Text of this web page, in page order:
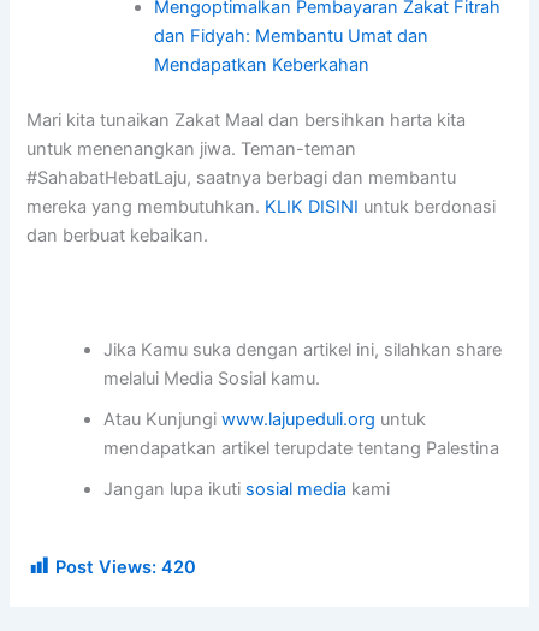
Mengoptimalkan Pembayaran Zakat Fitrah
dan Fidyah: Membantu Umat dan
Mendapatkan Keberkahan
Mari kita tunaikan Zakat Maal dan bersihkan harta kita
untuk menenangkan jiwa. Teman-teman
#SahabatHebatLaju, saatnya berbagi dan membantu
mereka yang membutuhkan. KLIK DISINI untuk berdonasi
dan berbuat kebaikan.
Jika Kamu suka dengan artikel ini, silahkan share
melalui Media Sosial kamu.
Atau Kunjungiwww.lajupeduli.org untuk
mendapatkan artikel terupdate tentang Palestina
Jangan lupa ikuti sosial media kami
Post Views: 420